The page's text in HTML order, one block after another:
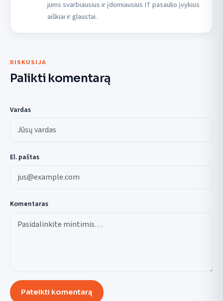
jums svarbiausius ir įdomiausius IT pasaulio įvykius
aiškiai ir glaustai.
DISKUSIJA
Palikti komentarą
Vardas
El. paštas
Komentaras
Pateikti komentarą